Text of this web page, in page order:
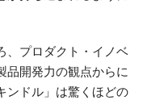
、プロダクト・イノベ
品開発力の観点からに
ンドル」は驚くほどの